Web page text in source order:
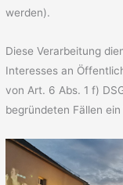
werden).
Diese Verarbeitung
Interesses an
von Art. 6 Abs. 1 f)
begründeten Fällen